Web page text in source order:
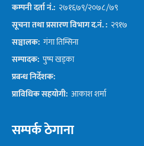
कम्पनी दर्ता नं.: २७१६७९/२०७८/७९
सूचना तथा प्रसारण विभाग द.नं. : २९१७
सञ्चालक: गंगा तिम्सिना
सम्पादक: पुष्प खड्का
प्रबन्ध निर्देशक:
प्राविधिक सहयोगी: आकाश शर्मा
सम्पर्क ठेगाना